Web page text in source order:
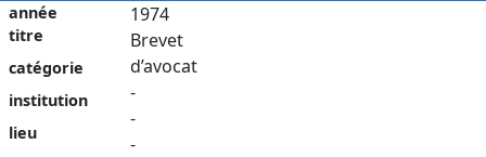
année
titre
catégorie
institution
lieu
1974
Brevet
d’avocat
-
-
-